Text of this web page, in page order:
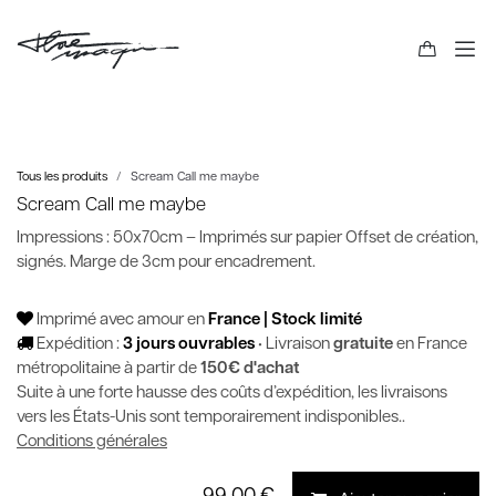
Tous les produits Scream Call me maybe
Scream Call me maybe
Impressions : 50x70cm – Imprimés sur papier Offset de création,
signés. Marge de 3cm pour encadrement.
Imprimé avec amour en France | Stock limité
Expédition : 3 jours ouvrables • Livraison gratuite en France
métropolitaine à partir de 150€ d'achat
Suite à une forte hausse des coûts d’expédition, les livraisons
vers les États-Unis sont temporairement indisponibles..
Conditions générales